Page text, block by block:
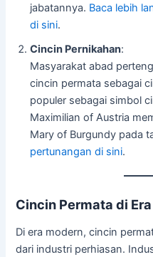
jabatannya. Baca lebih
di sini.
Cincin Pernikahan:
Masyarakat abad
cincin permata sebagai
populer sebagai simbol
Maximilian of Austria
Mary of Burgundy pada
pertunangan di sini.
Cincin Permata di
Di era modern, cincin
dari industri perhiasan.